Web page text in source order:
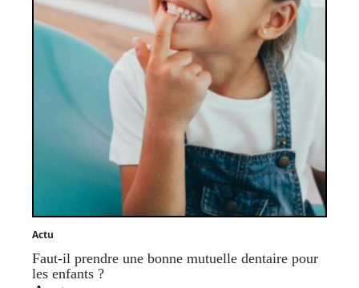
Actu
Faut-il prendre une bonne mutuelle dentaire pour
les enfants ?